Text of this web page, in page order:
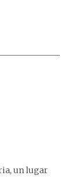
un lugar